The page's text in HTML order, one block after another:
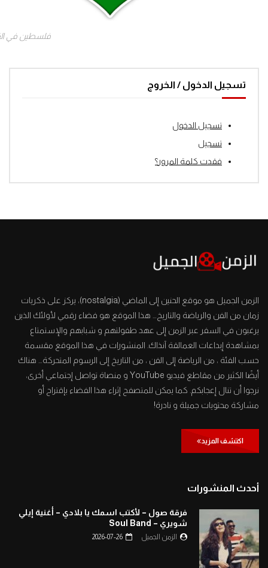
فلسطين في
تسجيل الدخول / الخروج
تسجيل الدخول
تسجيل
فقدت كلمة المرور؟
الزمن الجميل هو موقع الحنين إلى الماضي (nostalgia)، يركز على ذكريات
زمان من الفن والرياضة والتاريخ… هذا الموقع هو فضاء رقمي لأولئك الذين
يرغبون في السفر عبر الزمن إلى عهد طفولتهم و شبابهم والإستمتاع
بمشاهدة إبداعات العمالقة آنذاك. المنشورات في هذا الموقع مقسمة
حسب الفئة ، من الرياضة إلى الفن ، من التاريخ إلى الرسوم المتحركة… هناك
أيضًا الكثير من مقاطع فيديو YouTube و منصاة تواصل إجتماعي أخرى،
نرجوا أن تنال إعجابكم. كما يمكن للمتصفح إثراء هذا الفضاء بإقتراح أو
مشاركة محتويات جميلة و نادرة!
اكتشف المزيد
أحدث المنشورات
فرقة صول – لأكتب اسمك يا بلادي – أغنية إيلي
شويري – Soul Band
الزمن الجميل 2026-07-26